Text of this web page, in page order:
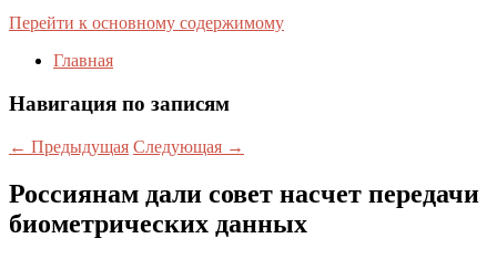
Перейти к основному содержимому
Главная
Навигация по записям
← Предыдущая Следующая →
Россиянам дали совет насчет передачи
биометрических данных